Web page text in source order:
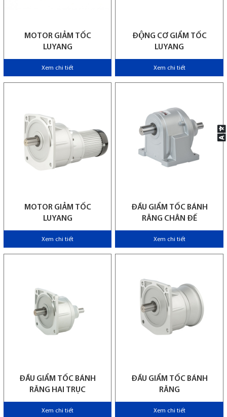
MOTOR GIẢM TỐC
LUYANG
Xem chi tiết
ĐỘNG CƠ GIẨM TỐC
LUYANG
Xem chi tiết
MOTOR GIẢM TỐC
LUYANG
Xem chi tiết
ĐẦU GIẨM TỐC BÁNH
RĂNG CHÂN ĐẾ
Xem chi tiết
ĐẦU GIẨM TỐC BÁNH
RĂNG HAI TRỤC
Xem chi tiết
ĐẦU GIẨM TỐC BÁNH
RĂNG
Xem chi tiết